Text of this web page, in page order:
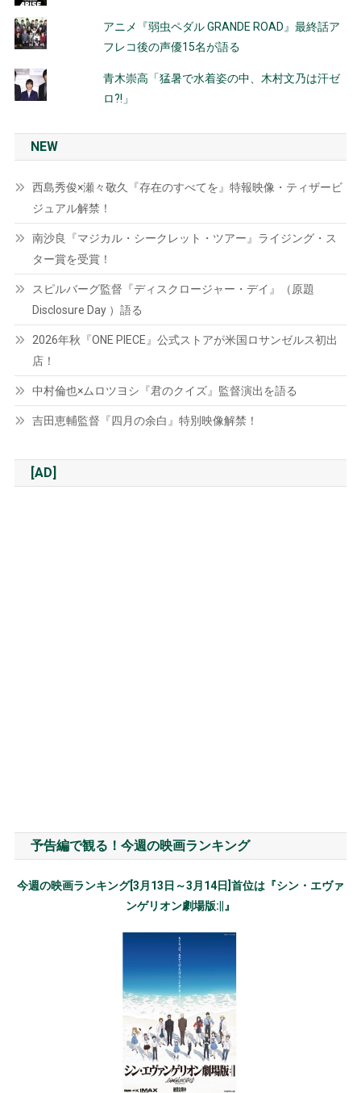
アニメ『弱虫ペダル GRANDE ROAD』最終話ア
フレコ後の声優15名が語る
青木崇高「猛暑で水着姿の中、木村文乃は汗ゼ
ロ?!」
NEW
西島秀俊×瀬々敬久『存在のすべてを』特報映像・ティザービ
ジュアル解禁！
南沙良『マジカル・シークレット・ツアー』ライジング・ス
ター賞を受賞！
スピルバーグ監督『ディスクロージャー・デイ』（原題
Disclosure Day ）語る
2026年秋『ONE PIECE』公式ストアが米国ロサンゼルス初出
店！
中村倫也×ムロツヨシ『君のクイズ』監督演出を語る
吉田恵輔監督『四月の余白』特別映像解禁！
[AD]
予告編で観る！今週の映画ランキング
今週の映画ランキング[3月13日～3月14日]首位は『シン・エヴァ
ンゲリオン劇場版:||』